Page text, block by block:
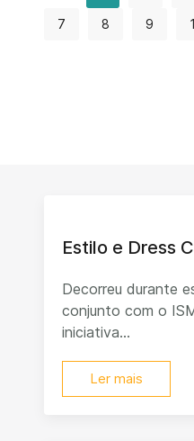
7 8 9
Estilo e Dress
Decorreu durante
conjunto com o
iniciativa...
Ler mais